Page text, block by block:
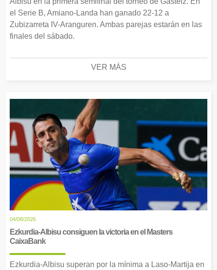
el Serie B, Amiano-Landa han ganado 22-12 a
Zubizarreta IV-Aranguren. Ambas parejas estarán en las
finales del sábado.
VER MÁS
04/08/2026
Ezkurdia-Albisu consiguen la victoria en el Masters
CaixaBank
Ezkurdia-Albisu superan por la mínima a Laso-Martija en